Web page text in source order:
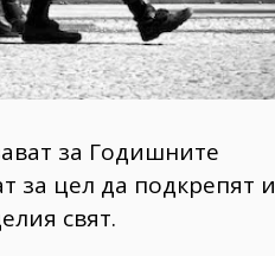
за Годишните
за цел да подкрепят и
свят.